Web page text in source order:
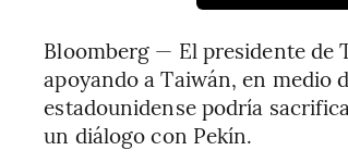
Bloomberg — El presidente de
apoyando a Taiwán, en medio
estadounidense podría
un diálogo con Pekín.